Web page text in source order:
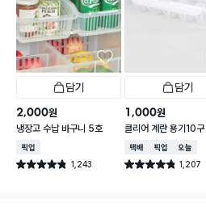
담기
2,000원
냉장고 수납 바구니 5호
매장픽업
별점 4.8점 1,243
건 작성
담기
1,000원
클리어 계란 용기10구
택배배송매장픽업오늘배송
별점 4.8점 1,207
건 작성